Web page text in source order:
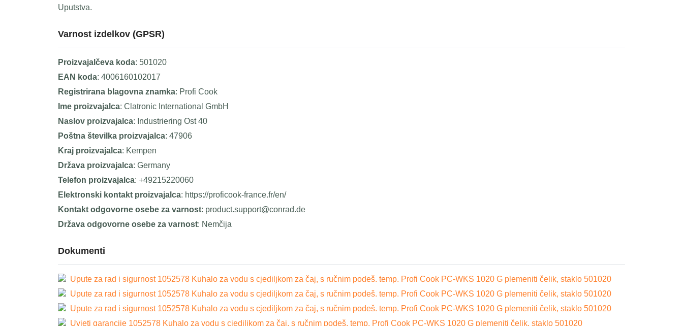
Uputstva.
Varnost izdelkov (GPSR)
Proizvajalčeva koda: 501020
EAN koda: 4006160102017
Registrirana blagovna znamka: Profi Cook
Ime proizvajalca: Clatronic International GmbH
Naslov proizvajalca: Industriering Ost 40
Poštna številka proizvajalca: 47906
Kraj proizvajalca: Kempen
Država proizvajalca: Germany
Telefon proizvajalca: +49215220060
Elektronski kontakt proizvajalca: https://proficook-france.fr/en/
Kontakt odgovorne osebe za varnost: product.support@conrad.de
Država odgovorne osebe za varnost: Nemčija
Dokumenti
Upute za rad i sigurnost 1052578 Kuhalo za vodu s cjediljkom za čaj, s ručnim podeš. temp. Profi Cook PC-WKS 1020 G plemeniti čelik, staklo 501020
Upute za rad i sigurnost 1052578 Kuhalo za vodu s cjediljkom za čaj, s ručnim podeš. temp. Profi Cook PC-WKS 1020 G plemeniti čelik, staklo 501020
Upute za rad i sigurnost 1052578 Kuhalo za vodu s cjediljkom za čaj, s ručnim podeš. temp. Profi Cook PC-WKS 1020 G plemeniti čelik, staklo 501020
Uvjeti garancije 1052578 Kuhalo za vodu s cjediljkom za čaj, s ručnim podeš. temp. Profi Cook PC-WKS 1020 G plemeniti čelik, staklo 501020